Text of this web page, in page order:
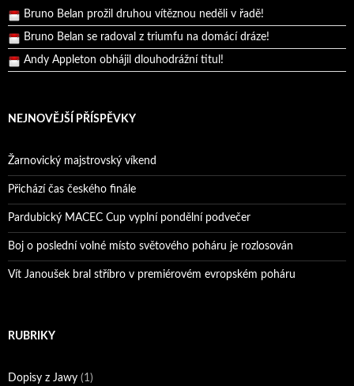
Bruno Belan prožil druhou vítěznou neděli v řadě!
Bruno Belan se radoval z triumfu na domácí dráze!
Andy Appleton obhájil dlouhodrážní titul!
Reprezentační dvojice brala český titul!
NEJNOVĚJŠÍ PŘÍSPĚVKY
Žarnovický majstrovský víkend
Přichází čas českého finále
Pardubický MACEC Cup vyplní pondělní podvečer
Boj o poslední volné místo světového poháru je rozlosován
Vít Janoušek bral stříbro v premiérovém evropském poháru
RUBRIKY
Dopisy z Jawy (1)